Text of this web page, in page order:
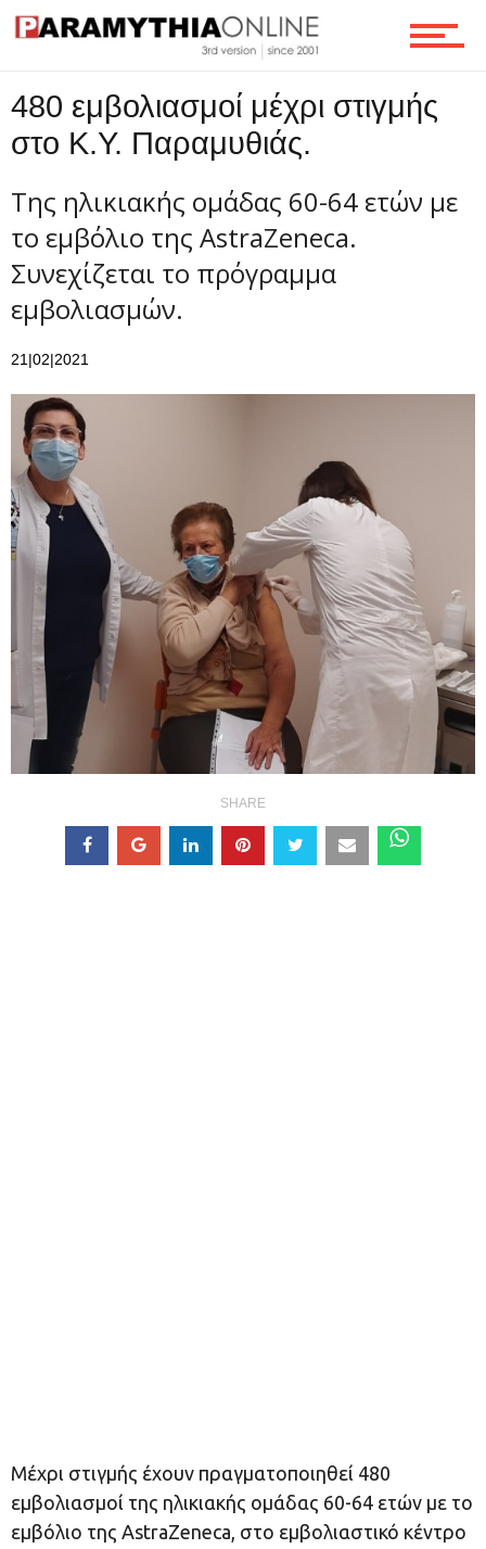
Τεχνολογία
Ροή
Επικοινωνία
480 εμβολιασμοί μέχρι στιγμής
στο Κ.Υ. Παραμυθιάς.
Tης ηλικιακής ομάδας 60-64 ετών με
το εμβόλιο της AstraZeneca.
Συνεχίζεται το πρόγραμμα
εμβολιασμών.
21|02|2021
SHARE
Μέχρι στιγμής έχουν πραγματοποιηθεί 480
εμβολιασμοί της ηλικιακής ομάδας 60-64 ετών με το
εμβόλιο της AstraZeneca, στο εμβολιαστικό κέντρο